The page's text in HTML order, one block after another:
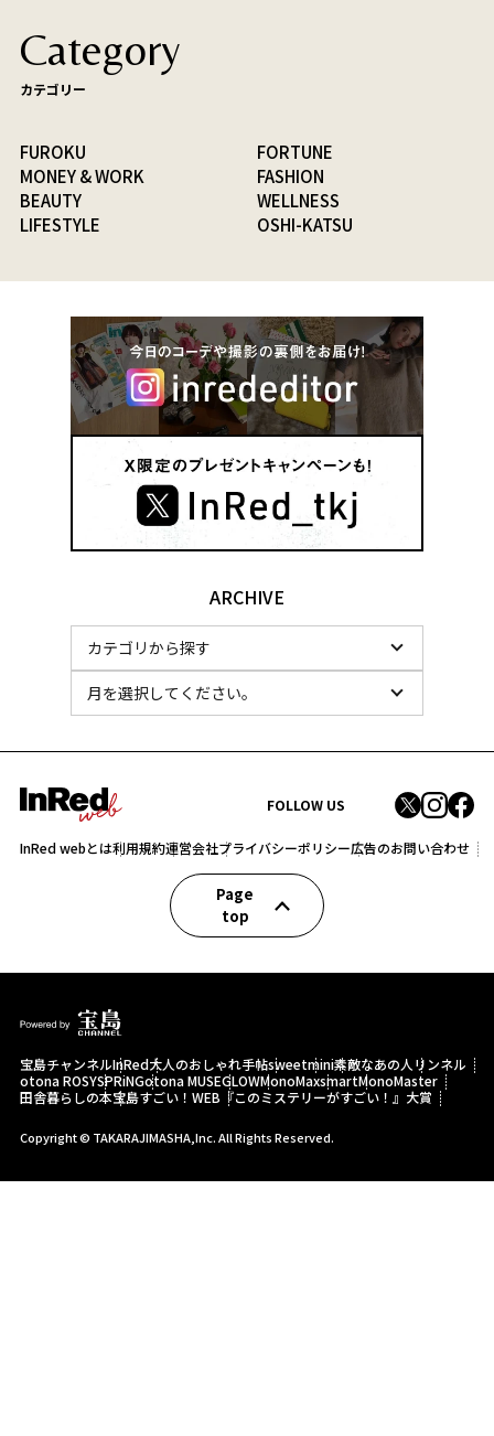
Category
カテゴリー
FUROKU
FORTUNE
MONEY & WORK
FASHION
BEAUTY
WELLNESS
LIFESTYLE
OSHI-KATSU
ARCHIVE
FOLLOW US
InRed webとは利用規約運営会社プライバシーポリシー広告のお問い合わせ
Page
top
宝島チャンネルInRed大人のおしゃれ手帖sweetmini素敵なあの人 リンネル
otona ROSYSPRiNGotona MUSEGLOWMonoMaxsmartMonoMaster
田舎暮らしの本宝島すごい！WEB 『このミステリーがすごい！』大賞
Copyright © TAKARAJIMASHA,Inc. All Rights Reserved.